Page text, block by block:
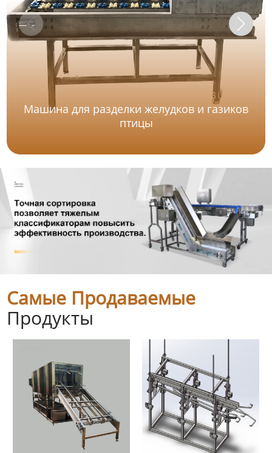
Машина для разделки желудков и газиков
птицы
Самые Продаваемые
Продукты